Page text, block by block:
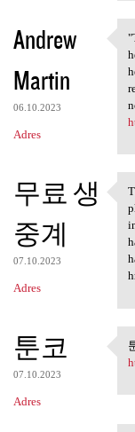
Andrew
Martin
06.10.2023
Adres
무료 생
중계
07.10.2023
Adres
툰코
07.10.2023
Adres